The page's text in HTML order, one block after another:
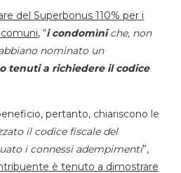
del Superbonus 110% per i
, “i condomìniche, non
nominato un
tenuti a richiedere il codice
pertanto, chiariscono le
il codice fiscale del
i connessi adempimenti”,
è tenuto a dimostrare